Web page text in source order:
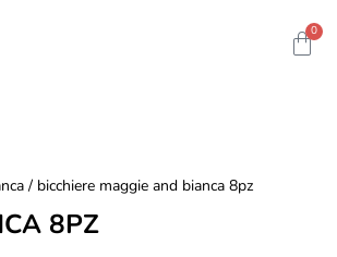
0
/ bicchiere maggie and bianca 8pz
8PZ